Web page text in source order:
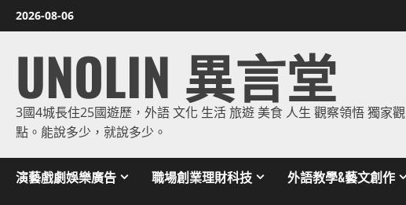
Skip
to
2026-08-06
UNOLIN 異言堂
3國4城長住25國遊歷，外語 文化 生活 旅遊 美食 人生 觀察領悟 獨家觀
點。能說多少，就說多少。
演藝戲劇娛樂廣告 職場創業理財科技 外語教學&藝文創作